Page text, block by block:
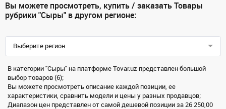
Вы можете просмотреть, купить / заказать Товары
рубрики "Сыры" в другом регионе:
Выберите регион
В категории "Сыры" на платформе Tovar.uz представлен большой
выбор товаров (6);
Вы можете просмотреть описание каждой позиции, ее
характеристики, сравнить модели и цены у разных продавцов;
Диапазон цен представлен от самой дешевой позиции за 26 250,00